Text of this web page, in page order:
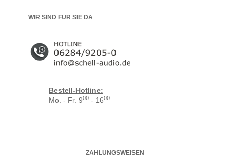
WIR SIND FÜR SIE DA
Bestell-Hotline:
Mo. - Fr. 900 - 1600
ZAHLUNGSWEISEN